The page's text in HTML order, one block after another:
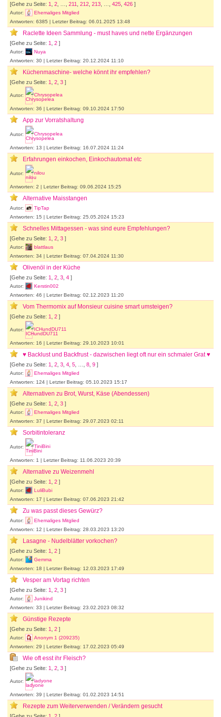
[Gehe zu Seite: 1 2 211 212 213 425 426 ]
Autor:
Ehemaliges Mitglied
Antworten: 6385 | Letzter Beitrag: 06.01.2025 13:48
Raclette Ideen Sammlung - must haves und nette Ergänzungen
[Gehe zu Seite: 1 2 ]
Autor:
Nuya
Antworten: 30 | Letzter Beitrag: 20.12.2024 11:10
Küchenmaschine- welche könnt ihr empfehlen?
[Gehe zu Seite: 1 2 3 ]
Autor: Chrysopelea
Antworten: 36 | Letzter Beitrag: 09.10.2024 17:50
App zur Vorratshaltung
Autor: Chrysopelea
Antworten: 13 | Letzter Beitrag: 16.07.2024 11:24
Erfahrungen einkochen, Einkochautomat etc
Autor: nilou
Antworten: 2 | Letzter Beitrag: 09.06.2024 15:25
Alternative Maisstangen
Autor:
TipTap
Antworten: 15 | Letzter Beitrag: 25.05.2024 15:23
Schnelles Mittagessen - was sind eure Empfehlungen?
[Gehe zu Seite: 1 2 3 ]
Autor:
blattlaus
Antworten: 34 | Letzter Beitrag: 07.04.2024 11:30
Olivenöl in der Küche
[Gehe zu Seite: 1 2 3 4 ]
Autor:
Kerstin002
Antworten: 46 | Letzter Beitrag: 02.12.2023 11:20
Vom Thermomix auf Monsieur cuisine smart umsteigen?
[Gehe zu Seite: 1 2 ]
Autor: ICHundDU711
Antworten: 16 | Letzter Beitrag: 29.10.2023 10:01
♥ Backlust und Backfrust - dazwischen liegt oft nur ein schmaler Grat ♥
[Gehe zu Seite: 1 2 3 4 5 8 9 ]
Autor:
Ehemaliges Mitglied
Antworten: 124 | Letzter Beitrag: 05.10.2023 15:17
Alternativen zu Brot, Wurst, Käse (Abendessen)
[Gehe zu Seite: 1 2 3 ]
Autor:
Ehemaliges Mitglied
Antworten: 37 | Letzter Beitrag: 29.07.2023 02:11
Sorbitintoleranz
Autor: TiniBini
Antworten: 1 | Letzter Beitrag: 11.06.2023 20:39
Alternative zu Weizenmehl
[Gehe zu Seite: 1 2 ]
Autor:
LuliBubi
Antworten: 17 | Letzter Beitrag: 07.06.2023 21:42
Zu was passt dieses Gewürz?
Autor:
Ehemaliges Mitglied
Antworten: 12 | Letzter Beitrag: 28.03.2023 13:20
Lasagne - Nudelblätter vorkochen?
[Gehe zu Seite: 1 2 ]
Autor:
Gemma
Antworten: 18 | Letzter Beitrag: 12.03.2023 17:49
Vesper am Vortag richten
[Gehe zu Seite: 1 2 3 ]
Autor:
Junikind
Antworten: 33 | Letzter Beitrag: 23.02.2023 08:32
Günstige Rezepte
[Gehe zu Seite: 1 2 ]
Autor:
Anonym 1 (209235)
Antworten: 29 | Letzter Beitrag: 17.02.2023 05:49
Wie oft esst ihr Fleisch?
[Gehe zu Seite: 1 2 3 ]
Autor: ladyone
Antworten: 39 | Letzter Beitrag: 01.02.2023 14:51
Rezepte zum Weiterverwenden / Verändern gesucht
[Gehe zu Seite: 1 2 ]